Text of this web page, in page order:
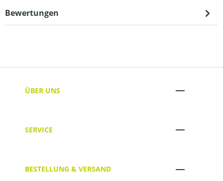
Bewertungen
ÜBER UNS
SERVICE
BESTELLUNG & VERSAND